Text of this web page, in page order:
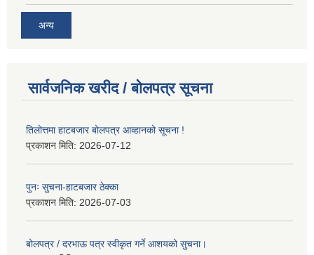
अन्य
सार्वजनिक खरीद / बोलपत्र सूचना
तिलोत्तमा हाटबजार बोलपत्र आव्हानको सूचना !
प्रकाशन मिति: 2026-07-12
पुनः सुचना-हाटबजार ठेक्का
प्रकाशन मिति: 2026-07-03
बोलपत्र / दरभाऊ पत्र स्वीकृत गर्ने आशयको सुचना।